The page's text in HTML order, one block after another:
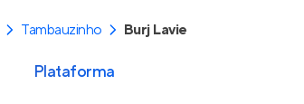
Tambauzinho Burj Lavie
Plataforma